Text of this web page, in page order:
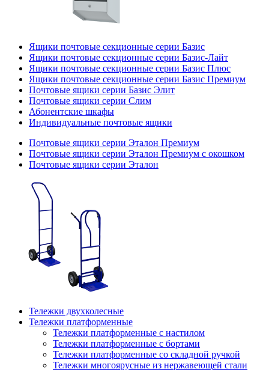
Ящики почтовые секционные серии Базис
Ящики почтовые секционные серии Базис-Лайт
Ящики почтовые секционные серии Базис Плюс
Ящики почтовые секционные серии Базис Премиум
Почтовые ящики серии Базис Элит
Почтовые ящики серии Слим
Абонентские шкафы
Индивидуальные почтовые ящики
Почтовые ящики серии Эталон Премиум
Почтовые ящики серии Эталон Премиум с окошком
Почтовые ящики серии Эталон
Тележки двухколесные
Тележки платформенные
Тележки платформенные с настилом
Тележки платформенные с бортами
Тележки платформенные со складной ручкой
Тележки многоярусные из нержавеющей стали